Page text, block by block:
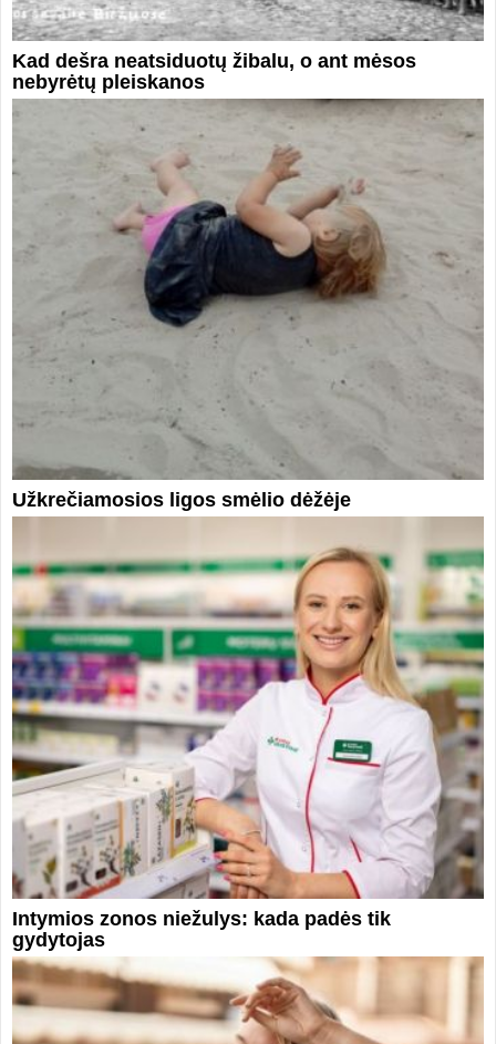
Kad dešra neatsiduotų žibalu, o ant mėsos
nebyrėtų pleiskanos
Užkrečiamosios ligos smėlio dėžėje
Intymios zonos niežulys: kada padės tik
gydytojas